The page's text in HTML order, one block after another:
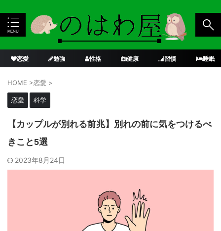
恋愛 勉強 性格 健康 習慣 睡眠
HOME >恋愛 >
恋愛 科学
【カップルが別れる前兆】別れの前に気をつけるべ
きこと5選
2023年8月24日